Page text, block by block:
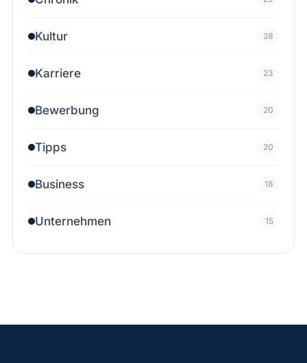
Kultur 28
Karriere 23
Bewerbung 20
Tipps 20
Business 18
Unternehmen 15